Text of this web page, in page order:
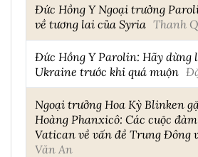
Đức Hồng Y Ngoại trưởng
về tương lai của Syria Thanh
Đức Hồng Y Parolin: Hãy dừng
Ukraine trước khi quá muộn
Ngoại trưởng Hoa Kỳ Blinken
Hoàng Phanxicô: Các cuộc
Vatican về vấn đề Trung Đông
Văn An